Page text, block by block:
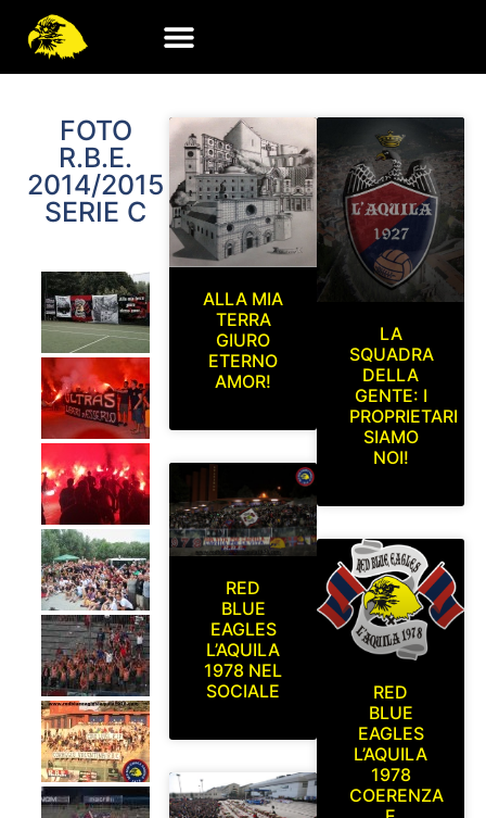
FOTO
R.B.E.
2014/2015
SERIE C
ALLA MIA
TERRA
GIURO
ETERNO
AMOR!
RED
BLUE
EAGLES
L’AQUILA
1978 NEL
SOCIALE
LA
SQUADRA
DELLA
GENTE: I
PROPRIETARI
SIAMO
NOI!
RED
BLUE
EAGLES
L’AQUILA
1978
COERENZA